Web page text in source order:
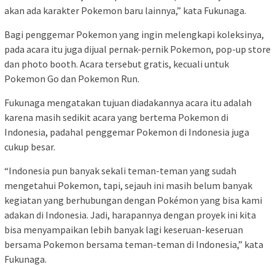
akan ada karakter Pokemon baru lainnya,” kata Fukunaga.
Bagi penggemar Pokemon yang ingin melengkapi koleksinya,
pada acara itu juga dijual pernak-pernik Pokemon, pop-up store
dan photo booth. Acara tersebut gratis, kecuali untuk
Pokemon Go dan Pokemon Run.
Fukunaga mengatakan tujuan diadakannya acara itu adalah
karena masih sedikit acara yang bertema Pokemon di
Indonesia, padahal penggemar Pokemon di Indonesia juga
cukup besar.
“Indonesia pun banyak sekali teman-teman yang sudah
mengetahui Pokemon, tapi, sejauh ini masih belum banyak
kegiatan yang berhubungan dengan Pokémon yang bisa kami
adakan di Indonesia. Jadi, harapannya dengan proyek ini kita
bisa menyampaikan lebih banyak lagi keseruan-keseruan
bersama Pokemon bersama teman-teman di Indonesia,” kata
Fukunaga.